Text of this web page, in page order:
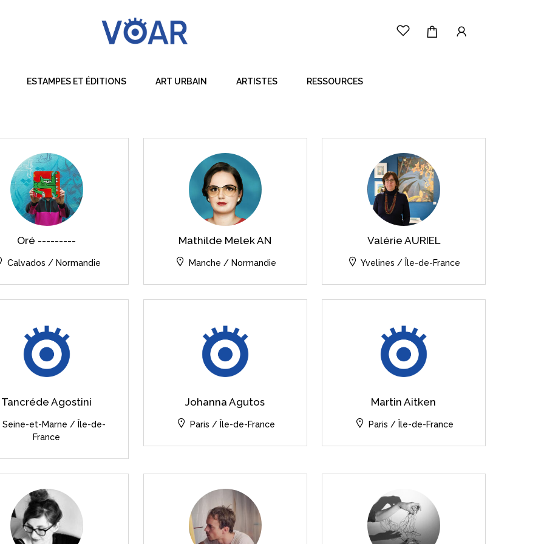
ESTAMPES ET ÉDITIONS ART URBAIN
Peinture
Techniques Mixtes
ARTISTES RESSOURCES
CÔTÉ ARTISTE
Oré ---------
Calvados / Normandie
Mathilde Melek AN
Manche / Normandie
Valérie AURIEL
Yvelines / Île-de-France
Tancréde Agostini
Seine-et-Marne / Île-de-
France
Johanna Agutos
Paris / Île-de-France
Martin Aitken
Paris / Île-de-France